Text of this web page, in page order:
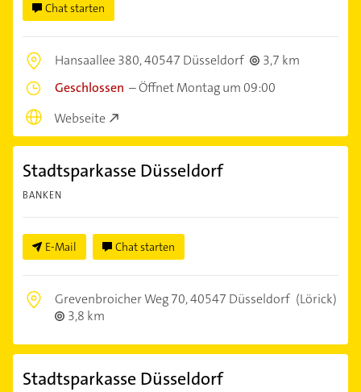
Chat starten
Hansaallee 380,40547 Düsseldorf
3,7 km
Geschlossen –Öffnet Montag um 09:00
Webseite
Stadtsparkasse Düsseldorf
BANKEN
E-Mail Chat starten
Grevenbroicher Weg 70,40547 Düsseldorf (Lörick)
3,8 km
Stadtsparkasse Düsseldorf